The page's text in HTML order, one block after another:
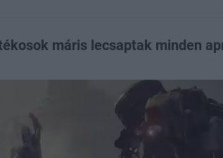
máris lecsaptak minden